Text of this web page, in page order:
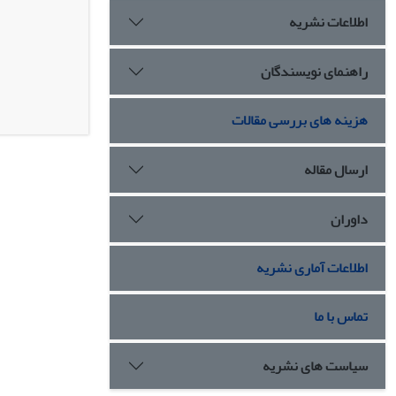
اطلاعات نشریه
راهنمای نویسندگان
هزینه های بررسی مقالات
ارسال مقاله
داوران
اطلاعات آماری نشریه
تماس با ما
سیاست های نشریه